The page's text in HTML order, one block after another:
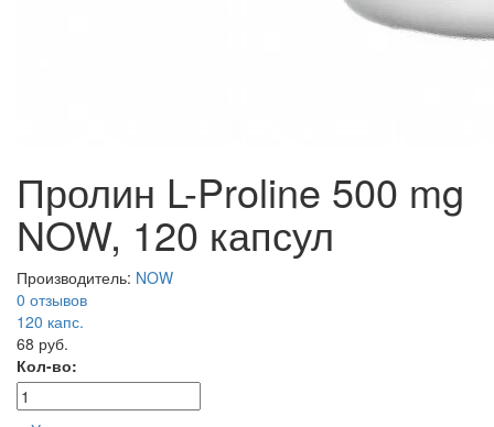
Пролин L-Proline 500 mg
NOW, 120 капсул
Производитель: NOW
0 отзывов
120 капс.
68 руб.
Кол-во: